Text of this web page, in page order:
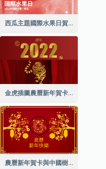
西瓜主題國際水果日賀卡
金虎插圖農曆新年賀卡
農曆新年賀卡與中國樹插圖